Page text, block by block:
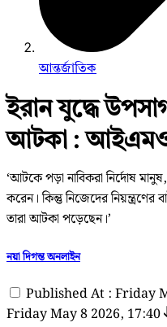
আন্তর্জাতিক
ইরান যুদ্ধে
আটকা :
‘আটকে পড়া নাবিকরা নির্দোষ
করেন। কিন্তু নিজেদের নিয়ন্ত্রণের
তারা আটকা পড়েছেন।’
নয়া দিগন্ত অনলাইন
Published At : Friday
Friday May 8 2026, 17:40